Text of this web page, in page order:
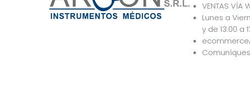
VENTAS VÍA
Lunes a
y de 13:00 a